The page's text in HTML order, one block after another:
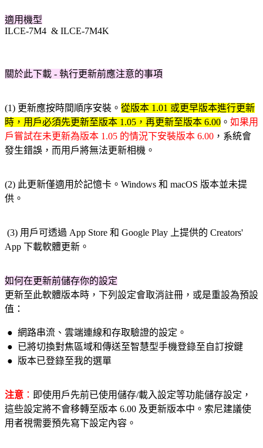
適用機型
ILCE-7M4 & ILCE-7M4K
關於此下載 - 執行更新前應注意的事項
(1) 更新應按時間順序安裝。 從版本 1.01 或更早版本進行更新
時，用戶必須先更新至版本 1.05，再更新至版本 6.00 。 如果用
戶嘗試在未更新為版本 1.05 的情況下安裝版本 6.00 ，系統會
發生錯誤，而用戶將無法更新相機。
(2) 此更新僅適用於記憶卡。Windows 和 macOS 版本並未提
供。
(3) 用戶可透過 App Store 和 Google Play 上提供的 Creators'
App 下載軟體更新。
如何在更新前儲存你的設定
更新至此軟體版本時，下列設定會取消註冊，或是重設為預設
值：
● 網路串流、雲端連線和存取驗證的設定。
● 已將切換對焦區域和傳送至智慧型手機登錄至自訂按鍵
● 版本已登錄至我的選單
注意 ： 即使用戶先前已使用儲存/載入設定等功能儲存設定，
這些設定將不會移轉至版本 6.00 及更新版本中。索尼建議使
用者視需要預先寫下設定內容。